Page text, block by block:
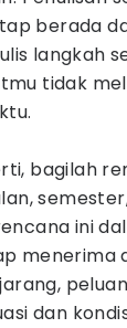
berada
langkah
tidak
bagilah
ini
menerima
dan